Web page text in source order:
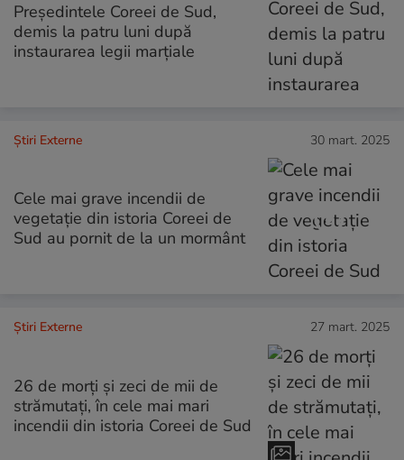
Președintele Coreei de Sud,
demis la patru luni după
instaurarea legii marțiale
Știri Externe 30 mart. 2025
Cele mai grave incendii de
vegetaţie din istoria Coreei de
Sud au pornit de la un mormânt
Știri Externe 27 mart. 2025
26 de morți și zeci de mii de
strămutați, în cele mai mari
incendii din istoria Coreei de Sud